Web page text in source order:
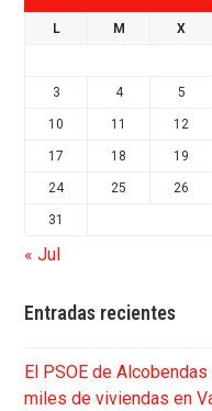
L M X
3 4 5
10 11 12
17 18 19
24 25 26
31
« Jul
Entradas recientes
El PSOE de
miles de viviendas en